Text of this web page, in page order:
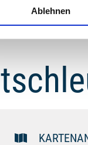
Ablehnen
sinken, die